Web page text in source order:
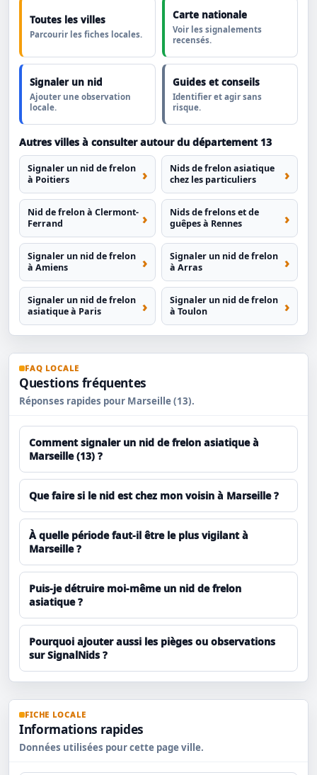
Toutes les villes
Parcourir les fiches locales.
Carte nationale
Voir les signalements
recensés.
Signaler un nid
Ajouter une observation
locale.
Guides et conseils
Identifier et agir sans
risque.
Autres villes à consulter autour du département 13
Signaler un nid de frelon
à Poitiers
Nids de frelon asiatique
chez les particuliers
Nid de frelon à Clermont-
Ferrand
Nids de frelons et de
guêpes à Rennes
Signaler un nid de frelon
à Amiens
Signaler un nid de frelon
à Arras
Signaler un nid de frelon
asiatique à Paris
Signaler un nid de frelon
à Toulon
FAQ LOCALE
Questions fréquentes
Réponses rapides pour Marseille (13).
Comment signaler un nid de frelon asiatique à
Marseille (13) ?
Que faire si le nid est chez mon voisin à Marseille ?
À quelle période faut-il être le plus vigilant à
Marseille ?
Puis-je détruire moi-même un nid de frelon
asiatique ?
Pourquoi ajouter aussi les pièges ou observations
sur SignalNids ?
FICHE LOCALE
Informations rapides
Données utilisées pour cette page ville.